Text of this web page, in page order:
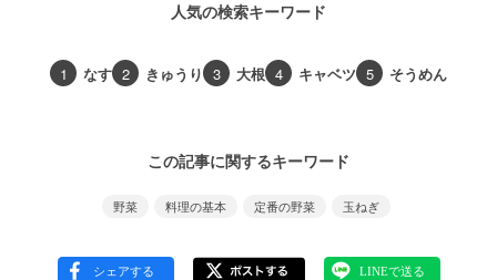
人気の検索キーワード
1 なす 2 きゅうり 3 大根 4 キャベツ 5 そうめん
この記事に関するキーワード
野菜 料理の基本 定番の野菜 玉ねぎ